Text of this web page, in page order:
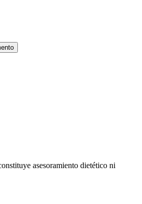
asesoramiento dietético ni